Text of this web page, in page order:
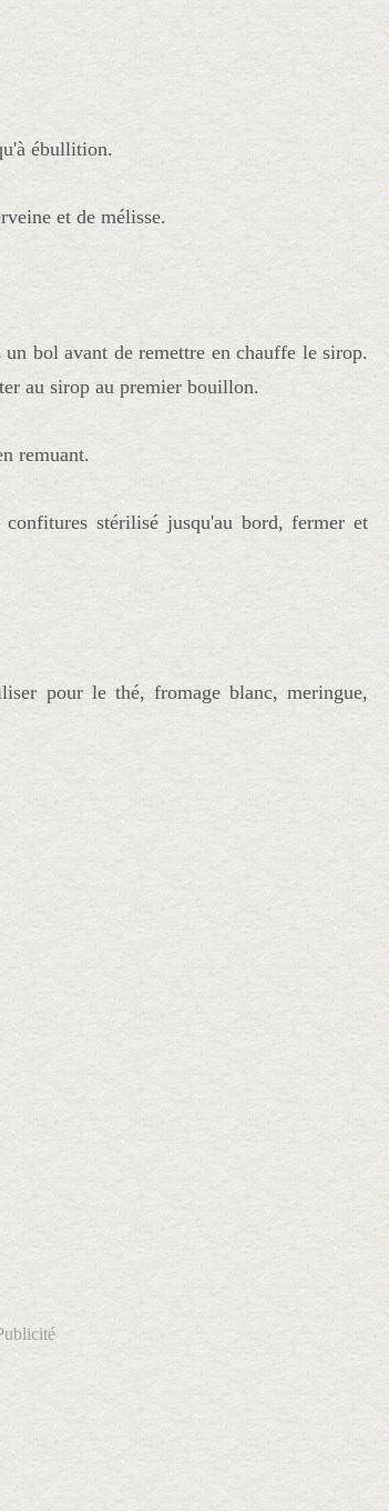
ébullition.
et de mélisse.
bol avant de remettre en chauffe le sirop.
au sirop au premier bouillon.
remuant.
stérilisé jusqu'au bord, fermer et
pour le thé, fromage blanc, meringue,